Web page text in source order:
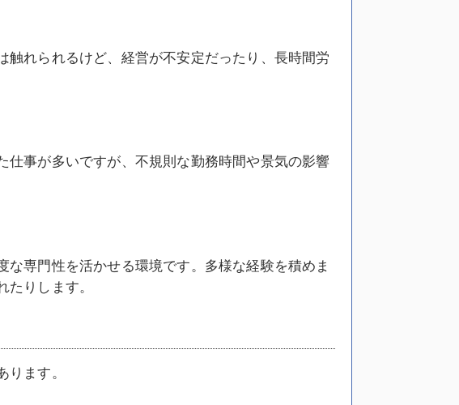
れられるけど、経営が不安定だったり、長時間労
事が多いですが、不規則な勤務時間や景気の影響
専門性を活かせる環境です。多様な経験を積めま
りします。
ます。